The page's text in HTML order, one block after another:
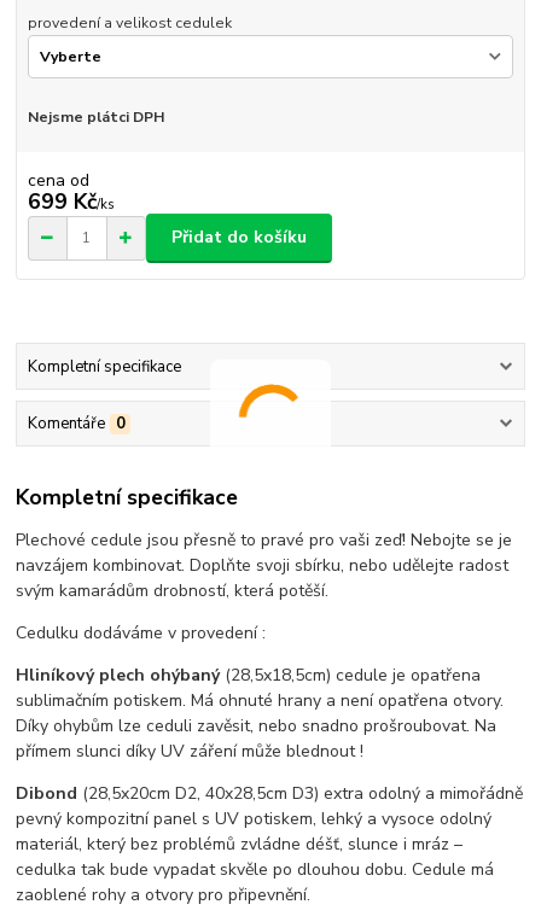
provedení a velikost cedulek
Nejsme plátci DPH
cena od
699 Kč/ks
Přidat do košíku
Kompletní specifikace
Komentáře 0
Kompletní specifikace
Plechové cedule jsou přesně to pravé pro vaši zeď! Nebojte se je
navzájem kombinovat. Doplňte svoji sbírku, nebo udělejte radost
svým kamarádům drobností, která potěší.
Cedulku dodáváme v provedení :
Hliníkový plech ohýbaný (28,5x18,5cm) cedule je opatřena
sublimačním potiskem. Má ohnuté hrany a není opatřena otvory.
Díky ohybům lze ceduli zavěsit, nebo snadno prošroubovat. Na
přímem slunci díky UV záření může blednout !
Dibond (28,5x20cm D2, 40x28,5cm D3) extra odolný a mimořádně
pevný kompozitní panel s UV potiskem, lehký a vysoce odolný
materiál, který bez problémů zvládne déšť, slunce i mráz –
cedulka tak bude vypadat skvěle po dlouhou dobu. Cedule má
zaoblené rohy a otvory pro připevnění.